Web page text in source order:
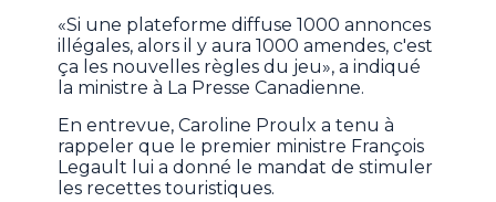
«Si une plateforme diffuse 1000 annonces
illégales, alors il y aura 1000 amendes, c'est
ça les nouvelles règles du jeu», a indiqué
la ministre à La Presse Canadienne.
En entrevue, Caroline Proulx a tenu à
rappeler que le premier ministre François
Legault lui a donné le mandat de stimuler
les recettes touristiques.